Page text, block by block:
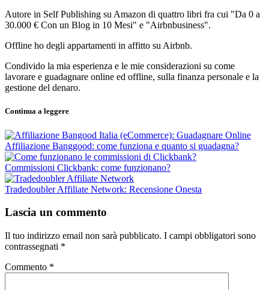
Autore in Self Publishing su Amazon di quattro libri fra cui "Da 0 a
30.000 € Con un Blog in 10 Mesi" e "Airbnbusiness".
Offline ho degli appartamenti in affitto su Airbnb.
Condivido la mia esperienza e le mie considerazioni su come
lavorare e guadagnare online ed offline, sulla finanza personale e la
gestione del denaro.
Continua a leggere
Affiliazione Banggood: come funziona e quanto si guadagna?
Commissioni Clickbank: come funzionano?
Tradedoubler Affiliate Network: Recensione Onesta
Lascia un commento
Il tuo indirizzo email non sarà pubblicato. I campi obbligatori sono
contrassegnati *
Commento *